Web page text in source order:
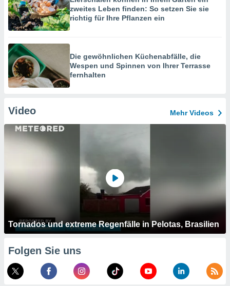
zweites Leben finden: So setzen Sie sie
richtig für Ihre Pflanzen ein
Die gewöhnlichen Küchenabfälle, die
Wespen und Spinnen von Ihrer Terrasse
fernhalten
Video Mehr Videos
Tornados und extreme Regenfälle in Pelotas, Brasilien
Folgen Sie uns